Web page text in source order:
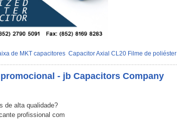
de MKT capacitores Capacitor Axial CL20 Filme de poliéster
- jb Capacitors Company
de alta qualidade?
profissional com